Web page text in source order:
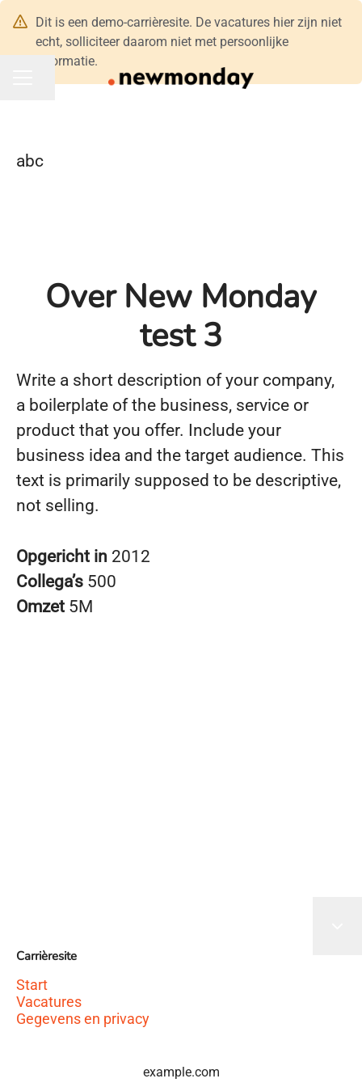
Dit is een demo-carrièresite. De vacatures hier zijn niet
echt, solliciteer daarom niet met persoonlijke
informatie.
CARRIÈREMENU
Pagina delen
abc
Over New Monday
test 3
Write a short description of your company,
a boilerplate of the business, service or
product that you offer. Include your
business idea and the target audience. This
text is primarily supposed to be descriptive,
not selling.
Opgericht in 2012
Collega’s 500
Omzet 5M
Carrièresite
Start
Vacatures
Gegevens en privacy
example.com